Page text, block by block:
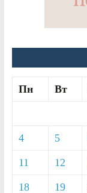
Пн Вт
4 5
11 12
18 19